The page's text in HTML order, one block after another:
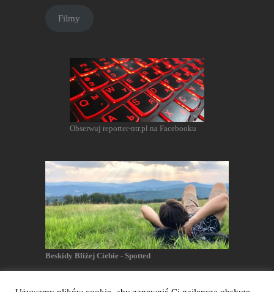
Filmy
Obserwuj reporter-ntr.pl na Facebooku
Beskidy Bliżej Ciebie - Spotted